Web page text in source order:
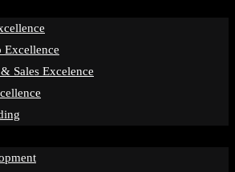
Excellence
Sales Excelence